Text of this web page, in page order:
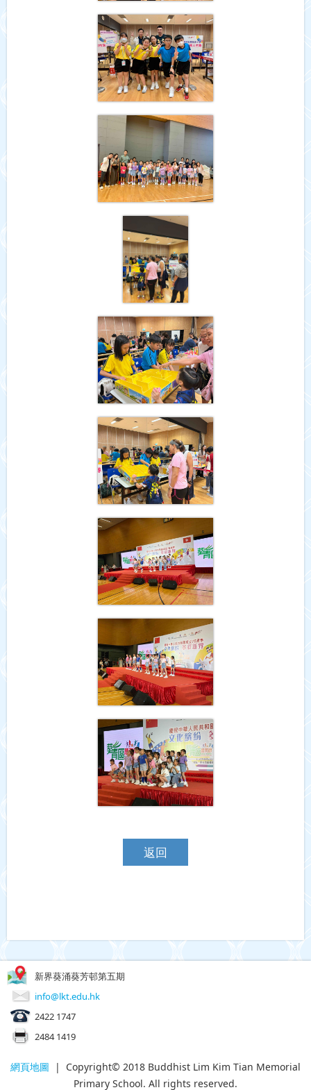
返回
新界葵涌葵芳邨第五期
info@lkt.edu.hk
2422 1747
2484 1419
網頁地圖 | Copyright© 2018 Buddhist Lim Kim Tian Memorial
Primary School. All rights reserved.